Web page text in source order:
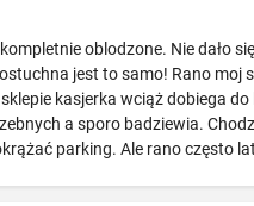
oblodzone. Nie
jest to samo! Rano moj
kasjerka wciąż dobiega
a sporo badziewia.
parking. Ale rano często